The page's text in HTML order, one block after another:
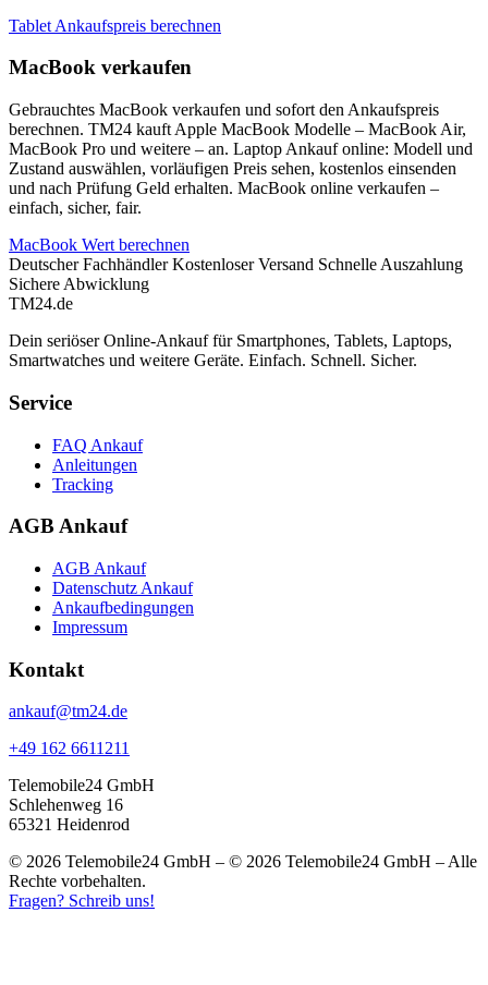
Tablet Ankaufspreis berechnen
MacBook verkaufen
Gebrauchtes MacBook verkaufen und sofort den Ankaufspreis
berechnen. TM24 kauft Apple MacBook Modelle – MacBook Air,
MacBook Pro und weitere – an. Laptop Ankauf online: Modell und
Zustand auswählen, vorläufigen Preis sehen, kostenlos einsenden
und nach Prüfung Geld erhalten. MacBook online verkaufen –
einfach, sicher, fair.
MacBook Wert berechnen
Deutscher Fachhändler Kostenloser Versand Schnelle Auszahlung
Sichere Abwicklung
TM24.de
Dein seriöser Online-Ankauf für Smartphones, Tablets, Laptops,
Smartwatches und weitere Geräte. Einfach. Schnell. Sicher.
Service
FAQ Ankauf
Anleitungen
Tracking
AGB Ankauf
AGB Ankauf
Datenschutz Ankauf
Ankaufbedingungen
Impressum
Kontakt
ankauf@tm24.de
+49 162 6611211
Telemobile24 GmbH
Schlehenweg 16
65321 Heidenrod
© 2026 Telemobile24 GmbH – © 2026 Telemobile24 GmbH – Alle
Rechte vorbehalten.
Fragen? Schreib uns!